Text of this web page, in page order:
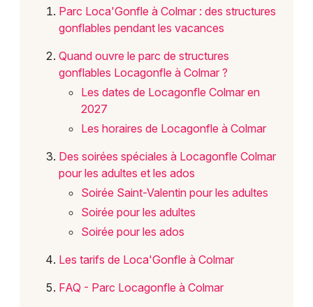
Artistes en tournée
Magazine à Colmar
Actus tourisme & loisirs
Choisir mes départements
Parc Loca'Gonfle à Colmar : des structures
gonflables pendant les vacances
Quand ouvre le parc de structures
gonflables Locagonfle à Colmar ?
Les dates de Locagonfle Colmar en
2027
Les horaires de Locagonfle à Colmar
Des soirées spéciales à Locagonfle Colmar
pour les adultes et les ados
Soirée Saint-Valentin pour les adultes
Soirée pour les adultes
Soirée pour les ados
Les tarifs de Loca'Gonfle à Colmar
FAQ - Parc Locagonfle à Colmar